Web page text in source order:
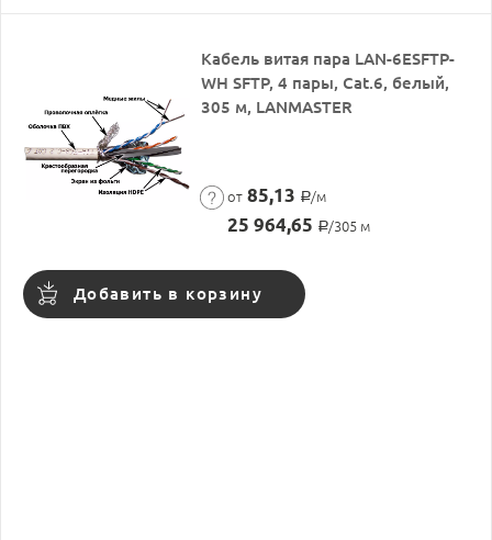
Кабель витая пара LAN-6ESFTP-
WH SFTP, 4 пары, Cat.6, белый,
305 м, LANMASTER
от 85,13 Р/м
25 964,65 Р/305 м
Добавить в корзину